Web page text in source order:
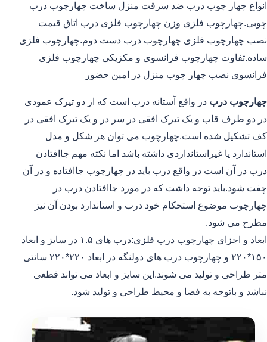
انواع چهار چوب درب ضد سرقت منزل ساخت چهارچوب درب
چوبی.چهارچوب فلزی وزن چهارچوب فلزی درب اتاق قیمت
نصب چهارچوب فلزی چهارچوب درب دست دوم.چهارچوب فلزی
ساده.تفاوت چهارچوب فرانسوی و مکزیکی چهارچوب فلزی
فرانسوی نصب چهار چوب منزل در امین حضور
چهارچوب درب در واقع آستانه درب است که از دو تیرک عمودی
در دو طرف قاب و یک تیرک افقی در سر در و یک تیرک افقی در
کف تشکیل شده است.چهارچوب می توان هر شکل و مدل
استاندارد یا غیراستانداردی داشته باشد اما نکته مهم جاافتادن
درب در آن است در واقع درب باید در چهارچوب جاافتاده و در آن
چفت شود.باید توجه داشت که در مورد جاافتادن درب در
چهارچوب موضوع استحکام خود درب و استاندارد بودن آن نیز
مطرح می شود.
ابعاد و اجزای چهارچوب درب فلزی:درب های ۱.۵ در سایز و ابعاد
۱۵۰*۲۲۰ و چهارچوب درب های دولنگه در ابعاد ۲۲۰*۲۲۰ سانتی
متر طراحی و تولید می شوند.این سایز و ابعاد می تواند قطعی
نباشد و باتوجه به فضا و محیط طراحی و تولید شود.